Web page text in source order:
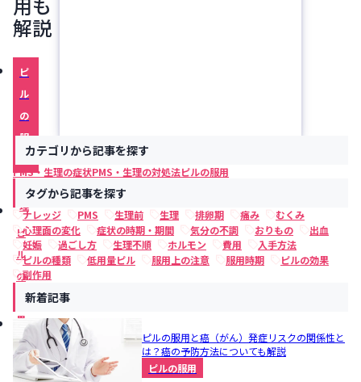
解説
ピ
ル
の
服
用
理
ピ
ル
の
効
果
カテゴリから記事を探す
PMS・生理の症状PMS・生理の対処法ピルの服用
タグから記事を探す
ナレッジ PMS 生理前 生理 排卵期 痛み
むくみ
心理面の変化
症状の時期・期間 気分の不調 おりもの
出血
妊娠
過ごし方 生理不順 ホルモン 費用
入手方法
ピルの種類
低用量ピル 服用上の注意 服用時期
ピルの効果
副作用
新着記事
ピルの服用と癌（がん）発症リスクの関係性と
は？癌の予防方法についても解説
ピルの服用